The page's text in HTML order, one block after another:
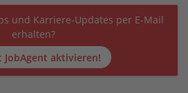
und Karriere-Updates per E-Mail
erhalten?
JobAgent aktivieren!